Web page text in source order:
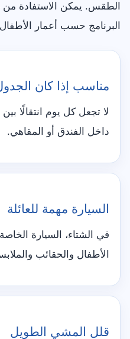
الطقس. يمكن الاستفادة من
البرنامج حسب أعمار
مناسب إذا كان
لا تجعل كل يوم انتقالًا
داخل الفندق أو المقاهي.
السيارة مهمة للعائلة
في الشتاء، السيارة
الأطفال والحقائب
قلل المشي الطويل